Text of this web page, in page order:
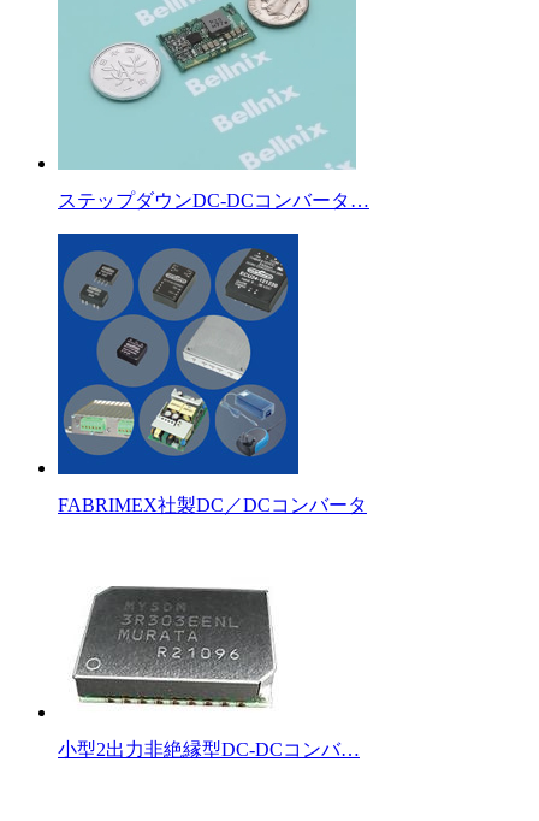
ステップダウンDC-DCコンバータ…
FABRIMEX社製DC／DCコンバータ
小型2出力非絶縁型DC-DCコンバ…